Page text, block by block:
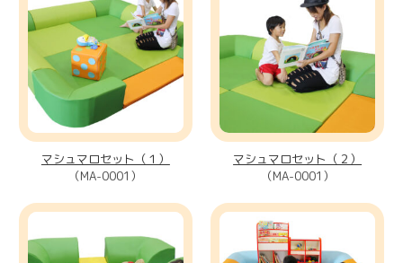
マシュマロセット（１）
（MA-0001）
マシュマロセット（２）
（MA-0001）